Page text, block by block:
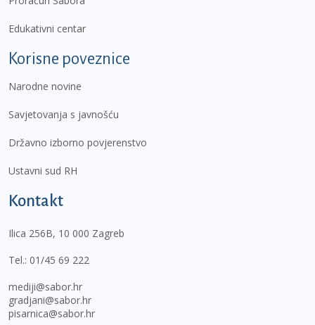
Edukativni centar
Korisne poveznice
Narodne novine
Savjetovanja s javnošću
Državno izborno povjerenstvo
Ustavni sud RH
Kontakt
Ilica 256B, 10 000 Zagreb
Tel.: 01/45 69 222
mediji@sabor.hr
gradjani@sabor.hr
pisarnica@sabor.hr